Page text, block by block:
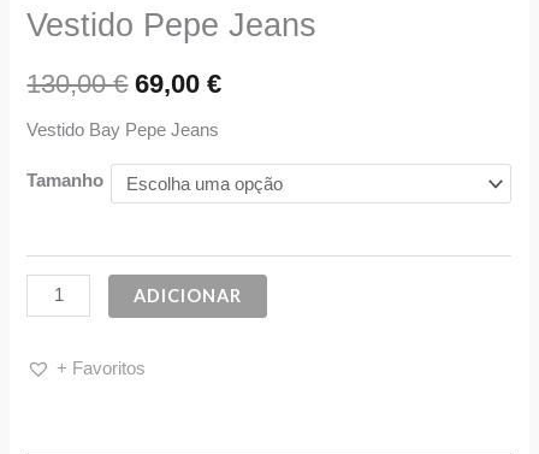
Vestido Pepe Jeans
130,00€ 69,00€
Vestido Bay Pepe Jeans
Tamanho
ADICIONAR
+ Favoritos